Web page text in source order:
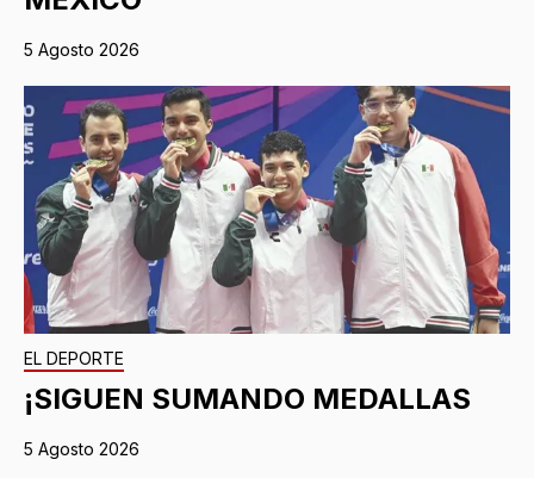
5 Agosto 2026
EL DEPORTE
¡SIGUEN SUMANDO MEDALLAS
5 Agosto 2026